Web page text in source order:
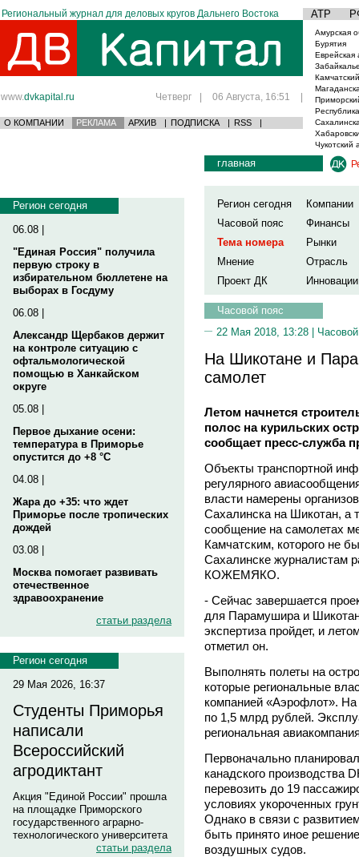
Региональный журнал для деловых кругов Дальнего Востока АТР
www.dvkapital.ru Четверг | 06 Августа, 16:51 |
О КОМПАНИИ РЕКЛАМА АРХИВ | ПОДПИСКА | RSS |
Амурская
Бурятия
Еврейская
Чукотский
Регион сегодня
06.08 |
"Единая Россия" получила
первую строку в
избирательном бюллетене на
выборах в Госдуму
06.08 |
Александр Щербаков держит
на контроле ситуацию с
офтальмологической
помощью в Ханкайском
округе
05.08 |
Первое дыхание осени:
температура в Приморье
опустится до +8 °C
04.08 |
Жара до +35: что ждет
Приморье после тропических
дождей
03.08 |
Москва помогает развивать
отечественное
здравоохранение
статьи раздела
Регион сегодня
29 Мая 2026, 16:37
Студенты Приморья
написали
Всероссийский
агродиктант
Акция "Единой России" прошла
на площадке Приморского
государственного аграрно-
технологического университета
статьи раздела
главная
Регион сегодня
Компании
Часовой пояс
Финансы
Тема номера
Рынки
Мнение
Отрасль
Проект ДК
Инновации
Часовой пояс
22 Мая 2018, 13:28 |
На Шикотане и
самолет
Летом начнется
полос на курильских
сообщает пресс-служба
Объекты транспортной
регулярного
власти намерены
Сахалинска на Шикотан, а
сообщение на самолетах
Камчатским, которого не
Сахалинске журналистам
КОЖЕМЯКО.
- Сейчас завершается
для Парамушира и
экспертиза пройдет, и
отметил он.
Выполнять полеты на
которые региональные
компанией «Аэрофлот».
по 1,5 млрд рублей.
региональная
Первоначально
канадского производства
перевозить до 19
условиях укороченных
Однако в связи с
быть принято иное
воздушных судов.